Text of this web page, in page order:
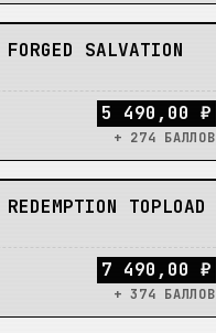
SALVATION
5 490,00 ₽
+ 274 БАЛЛОВ
TOPLOAD
7 490,00 ₽
+ 374 БАЛЛОВ